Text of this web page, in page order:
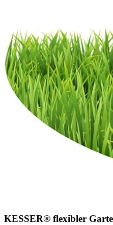
KESSER® flexibler